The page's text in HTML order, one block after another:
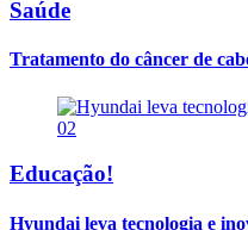
Saúde
Tratamento do câncer de
02
Educação!
Hyundai leva tecnologia e